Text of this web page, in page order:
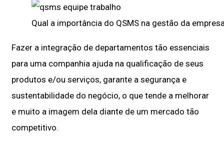
Qual a importância do QSMS na gestão da
Fazer a integração de departamentos tão essenciais
para uma companhia ajuda na qualificação de seus
produtos e/ou serviços, garante a segurança e
sustentabilidade do negócio, o que tende a melhorar
e muito a imagem dela diante de um mercado tão
competitivo.